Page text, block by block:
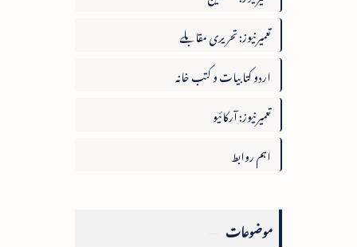
تعمیرنیوز: تحریری مقابلے
اردو کتابیات و کتب خانہ
تعمیرنیوز: آرکائیو
اہم روابط
موضوعات